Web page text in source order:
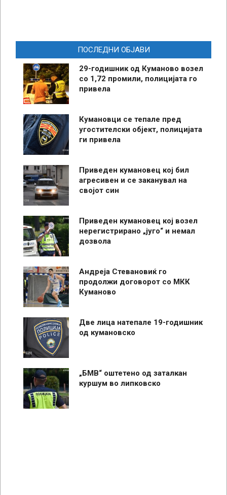
ПОСЛЕДНИ ОБЈАВИ
29-годишник од Куманово возел
со 1,72 промили, полицијата го
привела
Кумановци се тепале пред
угостителски објект, полицијата
ги привела
Приведен кумановец кој бил
агресивен и се заканувал на
својот син
Приведен кумановец кој возел
нерегистрирано „југо“ и немал
дозвола
Андреја Стевановиќ го
продолжи договорот со МКК
Куманово
Две лица натепале 19-годишник
од кумановско
„БМВ“ оштетено од заталкан
куршум во липковско